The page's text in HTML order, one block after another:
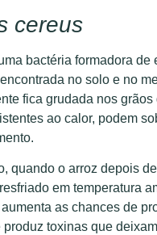
cereus
bactéria formadora de
no solo e no
fica grudada nos
ao calor, podem
quando o arroz depois
em temperatura
as chances de
produz toxinas que